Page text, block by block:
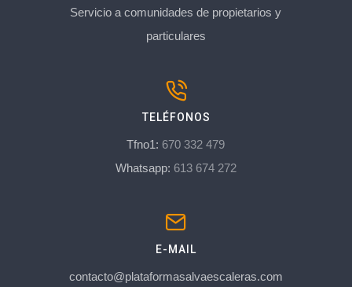
Servicio a comunidades de propietarios y
particulares
TELÉFONOS
Tfno1: 670 332 479
Whatsapp: 613 674 272
E-MAIL
contacto@plataformasalvaescaleras.com